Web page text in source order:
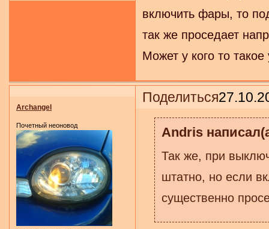
включить фары, то
так же проседает
Может у кого то
Поделиться
Archangel
Почетный неоновод Andris
Так же, при
штатно, но если
существенно